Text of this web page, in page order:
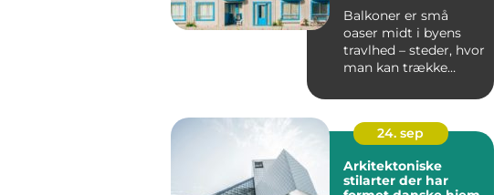
Balkoner er små
oaser midt i byens
travlhed – steder, hvor
man kan trække
24. sep
Arkitektoniske
stilarter der har